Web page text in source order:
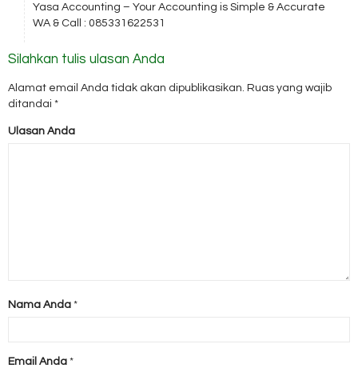
Yasa Accounting – Your Accounting is Simple & Accurate
WA & Call : 085331622531
Silahkan tulis ulasan Anda
Alamat email Anda tidak akan dipublikasikan. Ruas yang wajib
ditandai *
Ulasan Anda
Nama Anda *
Email Anda *